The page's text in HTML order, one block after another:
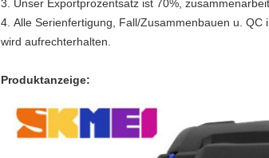
3. Unser Exportprozentsatz ist 70%,
4. Alle Serienfertigung, Fall/Zusammenbauen u.
wird aufrechterhalten.
Produktanzeige: